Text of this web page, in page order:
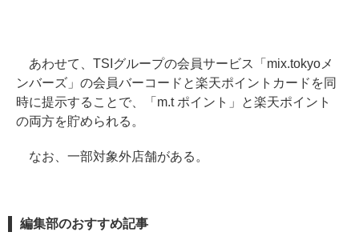
あわせて、TSIグループの会員サービス「mix.tokyoメ
ンバーズ」の会員バーコードと楽天ポイントカードを同
時に提示することで、「m.t ポイント」と楽天ポイント
の両方を貯められる。
なお、一部対象外店舗がある。
編集部のおすすめ記事